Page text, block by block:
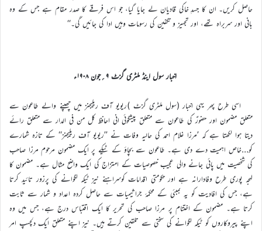
حاصل کریں۔ ان کا جسدِ خاکی قادیان لے جایا گیا، جو اس فرقے کا صدر مقام ہے جس کے وہ
بانی اور سربراہ تھے، اور تجہیز و تکفین کی رسومات وہیں ادا کی جائیں گی۔‘‘
اخبار سول اینڈ ملٹری گزٹ ۹؍جون ۱۹۰۸ء
اسی طرح پھر یہی اخبار (سول ملٹری گزٹ )ریویو آف ریلیجنز میں چھپنے والے طاعون سے
متعلق مضمون اور حضورؑ کی طاعون سے متعلق پیشگوئی انی احافظ کل من فی الدار سے متعلق رائے
دیتا ہوا لکھتا ہے کہ ’مرزا غلام احمد کی حالیہ وفات نے ’’ریویو آف ریلیجنز‘‘ کے تازہ شمارے
کو…خاص اہمیت دے دی ہے۔ طاعون سے بچاؤ کے ٹیکے پر ایک مضمون مرحوم مرزا صاحب
کی شخصیت میں پائی جانے والی عجیب خصوصیات کے امتزاج کی ایک واضح مثال ہے۔ مضمون کا
لہجہ پوری طرح وفادارانہ ہے اور حکومتی اقدامات کوسراہنے نیز ٹیکہ لگوانے کی پرزور تائید کرتا
ہے، جس کی افادیت کو یہ بمبئی کے محکمۂ جراثیمیات سے حاصل کردہ اعداد و شمار سے ثابت
کرتا ہے۔ مضمون کے اختتام پر مرزا صاحب کی تحریر کا ایک اقتباس درج ہے، جس میں وہ
اپنے پیروکاروں کو ٹیکہ لگوانے کی سختی سے تلقین کرتے ہیں۔ نیز اپنے متعلق ایک دلچسپ امر